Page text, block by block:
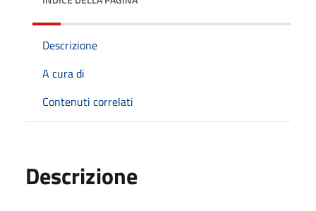
Descrizione
A cura di
Contenuti correlati
Descrizione